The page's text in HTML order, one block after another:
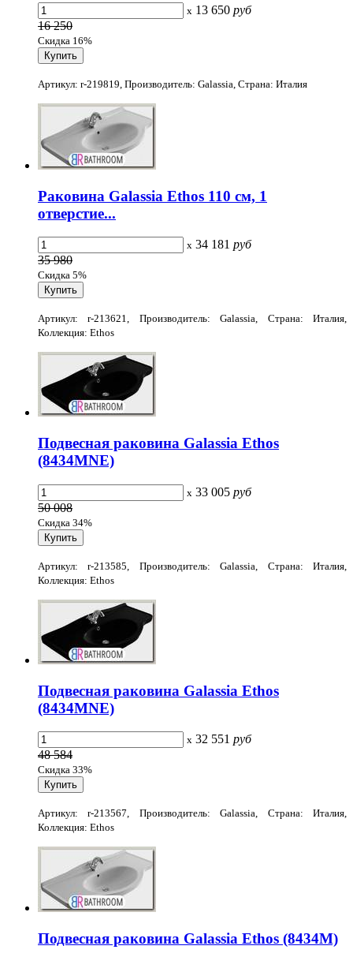
x 13 650 руб
16 250
Скидка 16%
Артикул: r-219819, Производитель: Galassia, Страна: Италия
Раковина Galassia Ethos 110 см, 1
отверстие...
x 34 181 руб
35 980
Скидка 5%
Артикул: r-213621, Производитель: Galassia, Страна: Италия,
Коллекция: Ethos
Подвесная раковина Galassia Ethos
(8434MNE)
x 33 005 руб
50 008
Скидка 34%
Артикул: r-213585, Производитель: Galassia, Страна: Италия,
Коллекция: Ethos
Подвесная раковина Galassia Ethos
(8434MNE)
x 32 551 руб
48 584
Скидка 33%
Артикул: r-213567, Производитель: Galassia, Страна: Италия,
Коллекция: Ethos
Подвесная раковина Galassia Ethos (8434M)